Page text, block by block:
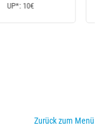
UP*: 1,90€
Zurück zum Menü